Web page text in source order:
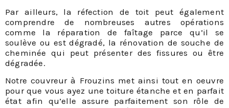
Par ailleurs, la réfection de toit peut également
comprendre de nombreuses autres opérations
comme la réparation de faîtage parce qu’il se
soulève ou est dégradé, la rénovation de souche de
cheminée qui peut présenter des fissures ou être
dégradée.
Notre couvreur à Frouzins met ainsi tout en oeuvre
pour que vous ayez une toiture étanche et en parfait
état afin qu’elle assure parfaitement son rôle de